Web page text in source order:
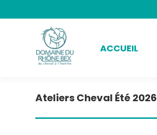
ACCUEIL
Ateliers Cheval Été 2026